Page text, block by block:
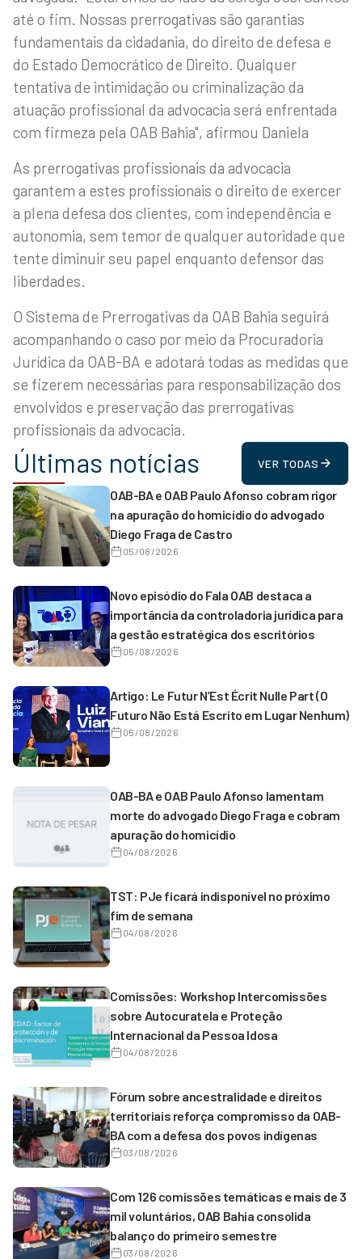
até o fim. Nossas prerrogativas são garantias
fundamentais da cidadania, do direito de defesa e
do Estado Democrático de Direito. Qualquer
tentativa de intimidação ou criminalização da
atuação profissional da advocacia será enfrentada
com firmeza pela OAB Bahia", afirmou Daniela
As prerrogativas profissionais da advocacia
garantem a estes profissionais o direito de exercer
a plena defesa dos clientes, com independência e
autonomia, sem temor de qualquer autoridade que
tente diminuir seu papel enquanto defensor das
liberdades.
O Sistema de Prerrogativas da OAB Bahia seguirá
acompanhando o caso por meio da Procuradoria
Jurídica da OAB-BA e adotará todas as medidas que
se fizerem necessárias para responsabilização dos
envolvidos e preservação das prerrogativas
profissionais da advocacia.
Últimas notícias VER TODAS
OAB-BA e OAB Paulo Afonso cobram rigor
na apuração do homicídio do advogado
Diego Fraga de Castro
05/08/2026
Novo episódio do Fala OAB destaca a
importância da controladoria jurídica para
a gestão estratégica dos escritórios
05/08/2026
Artigo: Le Futur N’Est Écrit Nulle Part (O
Futuro Não Está Escrito em Lugar Nenhum)
05/08/2026
OAB-BA e OAB Paulo Afonso lamentam
morte do advogado Diego Fraga e cobram
apuração do homicídio
04/08/2026
TST: PJe ficará indisponível no próximo
fim de semana
04/08/2026
Comissões: Workshop Intercomissões
sobre Autocuratela e Proteção
Internacional da Pessoa Idosa
04/08/2026
Fórum sobre ancestralidade e direitos
territoriais reforça compromisso da OAB-
BA com a defesa dos povos indígenas
03/08/2026
Com 126 comissões temáticas e mais de 3
mil voluntários, OAB Bahia consolida
balanço do primeiro semestre
03/08/2026